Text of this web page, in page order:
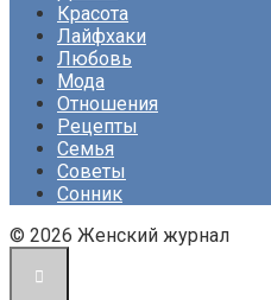
Красота
Лайфхаки
Любовь
Мода
Отношения
Рецепты
Семья
Советы
Сонник
© 2026 Женский журнал